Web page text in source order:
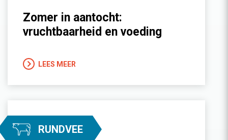
Zomer in aantocht:
vruchtbaarheid en voeding
LEES MEER
RUNDVEE